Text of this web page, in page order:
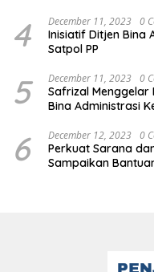
4 December 11, 2023 0
Inisiatif Ditjen Bina
Satpol PP
5 December 11, 2023 0
Safrizal Menggelar
Bina Administrasi
6 December 12, 2023 0
Perkuat Sarana
Sampaikan